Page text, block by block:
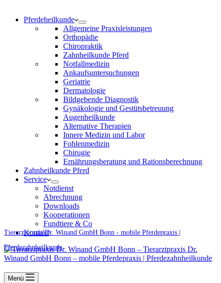
Pferdeheilkunde
Allgemeine Praxisleistungen
Orthopädie
Chiropraktik
Zahnheilkunde Pferd
Notfallmedizin
Ankaufsuntersuchungen
Geriatrie
Dermatologie
Bildgebende Diagnostik
Gynäkologie und Gestütsbetreuung
Augenheilkunde
Alternative Therapien
Innere Medizin und Labor
Fohlenmedizin
Chirugie
Ernährungsberatung und Rationsberechnung
Zahnheilkunde Pferd
Service
Notdienst
Abrechnung
Downloads
Kooperationen
Fundtiere & Co
Kontakt
Tierarztpraxis Dr. Winand GmbH Bonn - mobile Pferdepraxis |
Pferdezahnheilkunde
Menü